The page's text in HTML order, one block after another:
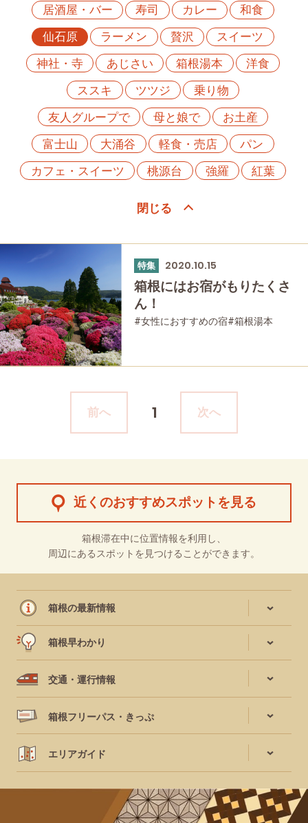
居酒屋・バー
寿司 カレー
和食
仙石原
ラーメン 贅沢
スイーツ
神社・寺
あじさい 箱根湯本
洋食
ススキ
ツツジ
乗り物
友人グループで
母と娘で
お土産
富士山
大涌谷 軽食・売店
パン
カフェ・スイーツ
桃源台 強羅 紅葉
特集 2020.10.15
箱根にはお宿がもりたくさ
ん！
#女性におすすめの宿#箱根湯本
#歴史・旧跡#母と娘で
前へ 1 次へ
近くのおすすめスポットを見る
箱根滞在中に位置情報を利用し、
周辺にあるスポットを見つけることができます。
箱根の最新情報
箱根早わかり
交通・運行情報
箱根フリーパス・きっぷ
エリアガイド